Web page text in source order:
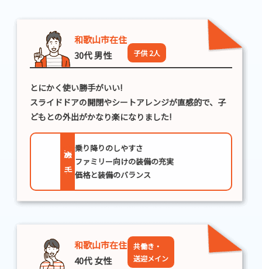
和歌山市在住
30代 男性
子供 2人
とにかく使い勝手がいい!
スライドドアの開閉やシートアレンジが直感的で、子
どもとの外出がかなり楽になりました!
決め手
乗り降りのしやすさ
ファミリー向けの装備の充実
価格と装備のバランス
和歌山市在住
40代 女性
共働き・
送迎メイン